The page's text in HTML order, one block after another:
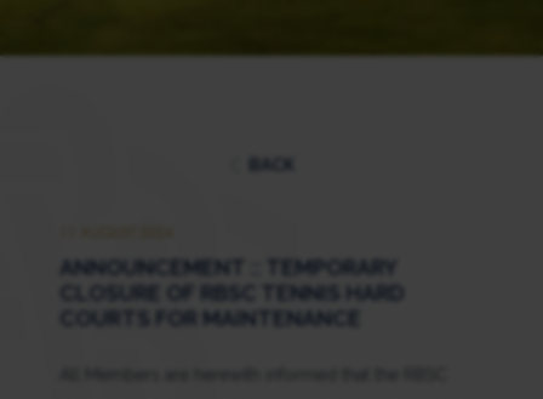
ANNOUNCEMENT :: TEMPORARY
CLOSURE OF RBSC TENNIS HARD
COURTS FOR MAINTENANCE